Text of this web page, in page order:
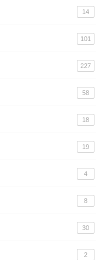
14
101
227
58
18
19
4
8
30
2